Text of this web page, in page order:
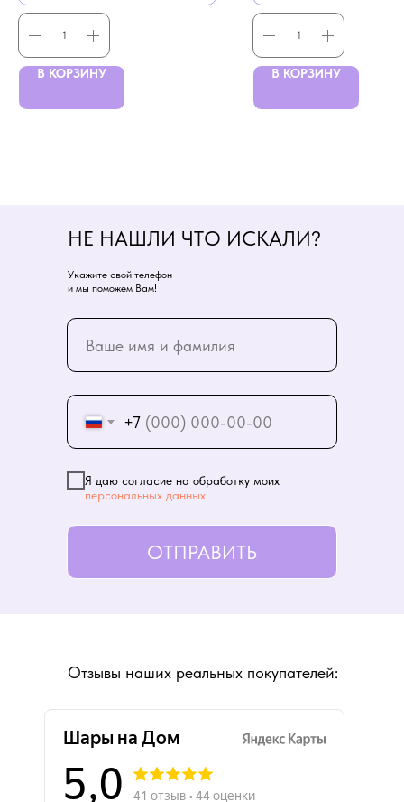
В КОРЗИНУ В КОРЗИНУ
+7
Я даю согласие на обработку моих
персональных данных
ОТПРАВИТЬ
НЕ НАШЛИ ЧТО ИСКАЛИ?
Укажите свой телефон
и мы поможем Вам!
Отзывы наших реальных покупателей: